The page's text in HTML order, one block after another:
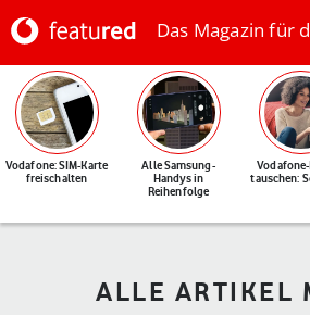
Das Magazin für
Vodafone: SIM-Karte
freischalten
Alle Samsung-
Handys in
Reihenfolge
tauschen:
ALLE ARTIKEL